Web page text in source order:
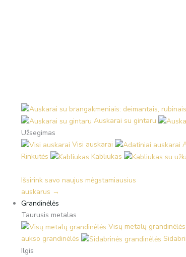
Auskarai su gintaru
Užsegimas
Visi auskarai
Rinkutės
Kabliukas
Išsirink savo naujus mėgstamiausius
auskarus →
Grandinėlės
Taurusis metalas
Visų metalų grandinėlės
aukso grandinėlės
Ilgis